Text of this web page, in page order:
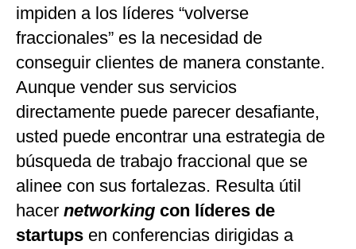
impiden a los líderes “volverse
fraccionales” es la necesidad de
conseguir clientes de manera constante.
Aunque vender sus servicios
directamente puede parecer desafiante,
usted puede encontrar una estrategia de
búsqueda de trabajo fraccional que se
alinee con sus fortalezas. Resulta útil
hacer networking con líderes de
startups en conferencias dirigidas a